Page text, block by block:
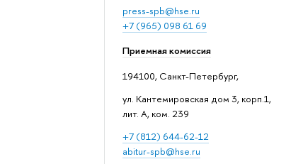
press-spb@hse.ru
+7 (965) 098 61 69
Приемная комиссия
194100, Санкт-Петербург,
ул. Кантемировская дом 3, корп.1,
лит. А, ком. 239
+7 (812) 644-62-12
abitur-spb@hse.ru